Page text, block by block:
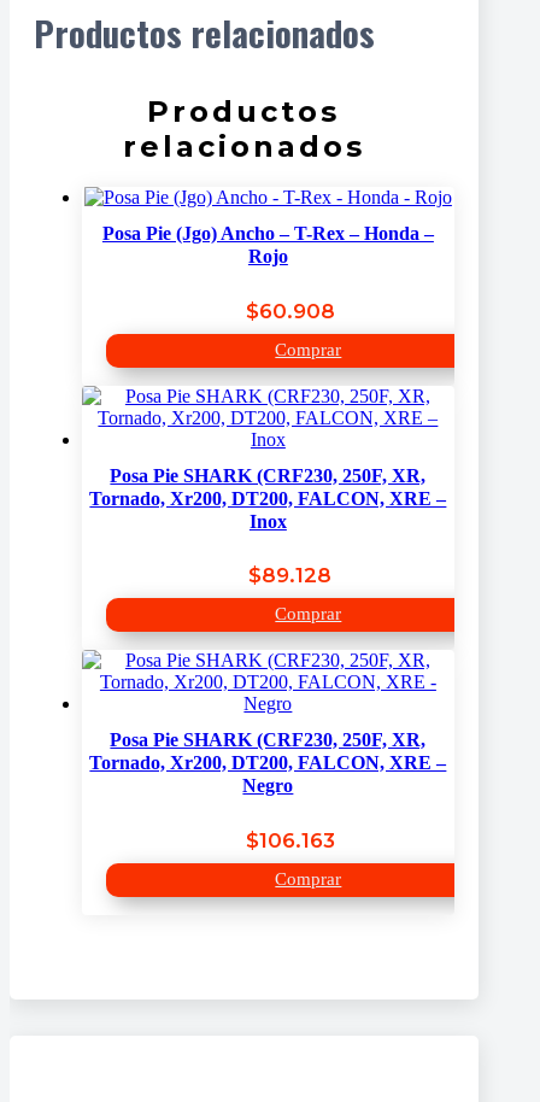
CONTACTO
cantidad
Productos relacionados
Productos
relacionados
Posa Pie (Jgo) Ancho – T-Rex – Honda –
Rojo
$60.908
Comprar
Posa Pie SHARK (CRF230, 250F, XR,
Tornado, Xr200, DT200, FALCON, XRE –
Inox
$89.128
Comprar
Posa Pie SHARK (CRF230, 250F, XR,
Tornado, Xr200, DT200, FALCON, XRE –
Negro
$106.163
Comprar